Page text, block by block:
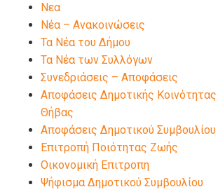
Νεα
Νέα – Ανακοινώσεις
Τα Νέα του Δήμου
Τα Νέα των Συλλόγων
Συνεδριάσεις – Αποφάσεις
Αποφάσεις Δημοτικής Κοινότητας
Θήβας
Αποφάσεις Δημοτικού Συμβουλίου
Επιτροπή Ποιότητας Ζωής
Οικονομική Επιτροπη
Ψήφισμα Δημοτικού Συμβουλίου